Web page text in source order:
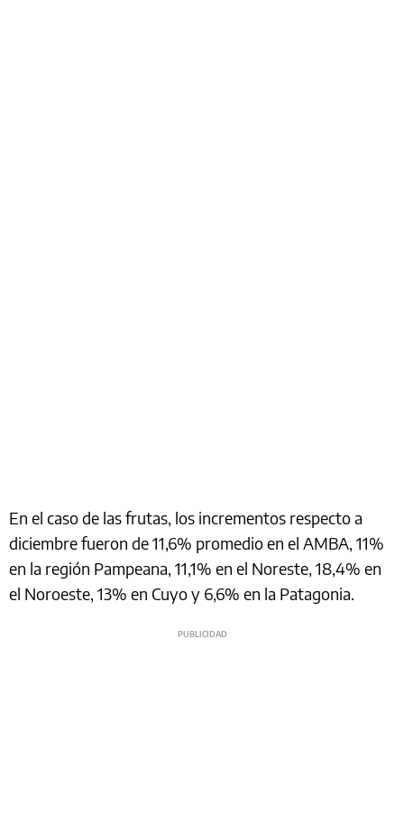
En el caso de las frutas, los incrementos respecto a
diciembre fueron de 11,6% promedio en el AMBA, 11%
en la región Pampeana, 11,1% en el Noreste, 18,4% en
el Noroeste, 13% en Cuyo y 6,6% en la Patagonia.